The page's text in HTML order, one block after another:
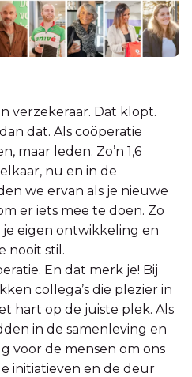
verzekeraar. Dat klopt.
dat. Als coöperatie
maar leden. Zo’n 1,6
nu en in de
we ervan als je nieuwe
er iets mee te doen. Zo
eigen ontwikkeling en
nooit stil.
En dat merk je! Bij
collega’s die plezier in
hart op de juiste plek. Als
in de samenleving en
voor de mensen om ons
initiatieven en de deur